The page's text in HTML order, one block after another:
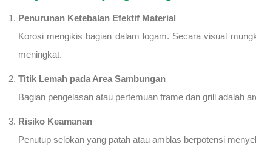
Penurunan Ketebalan Efektif Material
Korosi mengikis bagian dalam logam. Secara visual
meningkat.
Titik Lemah pada Area Sambungan
Bagian pengelasan atau pertemuan frame dan grill adalah
Risiko Keamanan
Penutup selokan yang patah atau amblas berpotensi